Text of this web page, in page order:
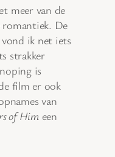
meer van de
romantiek. De
ik net iets
strakker
is
film er ook
van
of Him een